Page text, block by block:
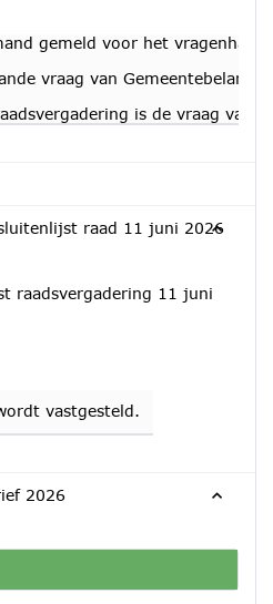
gemeld voor het
vraag van
is de vraag van
raad 11 juni 2026
raadsvergadering 11 juni
vastgesteld.
2026